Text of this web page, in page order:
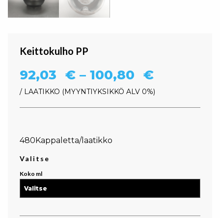
Keittokulho PP
92,03 € – 100,80 €
/ LAATIKKO MYYNTIYKSIKKÖ ALV 0%
480Kappaletta/laatikko
Valitse
Koko ml